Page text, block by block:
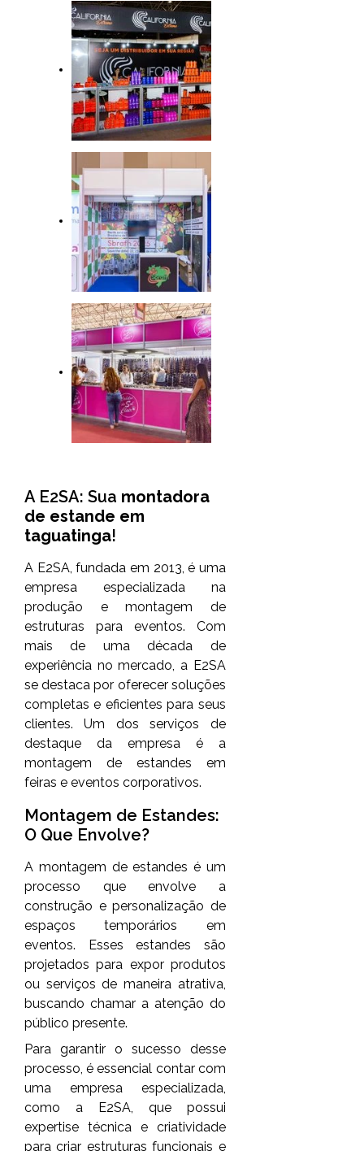
A E2SA: Sua montadora
de estande em
taguatinga!
A E2SA, fundada em 2013, é uma
empresa especializada na
produção e montagem de
estruturas para eventos. Com
mais de uma década de
experiência no mercado, a E2SA
se destaca por oferecer soluções
completas e eficientes para seus
clientes. Um dos serviços de
destaque da empresa é a
montagem de estandes em
feiras e eventos corporativos.
Montagem de Estandes:
O Que Envolve?
A montagem de estandes é um
processo que envolve a
construção e personalização de
espaços temporários em
eventos. Esses estandes são
projetados para expor produtos
ou serviços de maneira atrativa,
buscando chamar a atenção do
público presente.
Para garantir o sucesso desse
processo, é essencial contar com
uma empresa especializada,
como a E2SA, que possui
expertise técnica e criatividade
para criar estruturas funcionais e